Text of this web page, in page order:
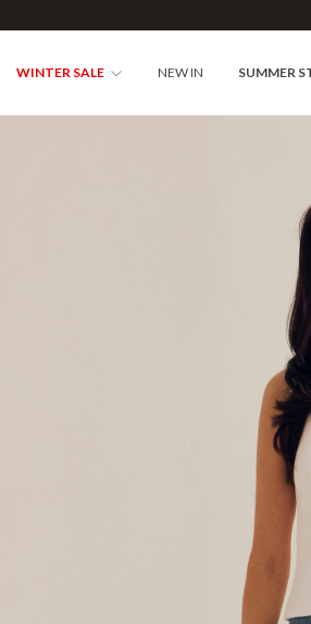
WINTER SALE NEW IN SUMMER